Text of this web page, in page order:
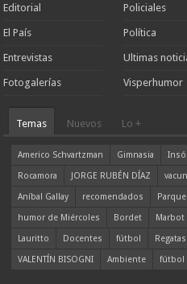
Editorial
El País
Entrevistas
Fotogalerías
Policiales
Política
Ultimas
Visperhumor
Temas Nuevos Lo +
Americo Schvartzman Gimnasia
Rocamora
JORGE RUBÉN DÍAZ
Aníbal Gallay
recomendados
humor de Miércoles
Bordet Marbot
Lauritto
Docentes fútbol Regatas
VALENTÍN BISOGNI
Ambiente fútbol